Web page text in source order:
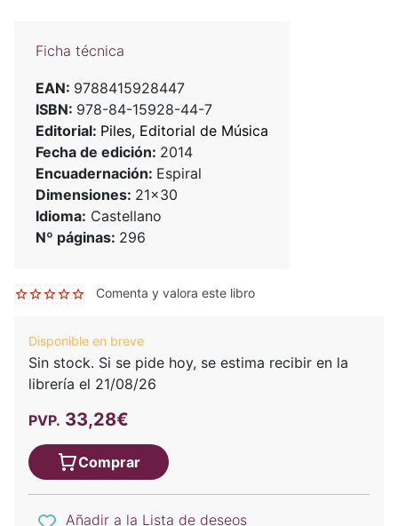
Ficha técnica
EAN: 9788415928447
ISBN: 978-84-15928-44-7
Editorial: Piles, Editorial de Música
Fecha de edición: 2014
Encuadernación: Espiral
Dimensiones: 21x30
Idioma: Castellano
Nº páginas: 296
Comenta y valora este libro
Disponible en breve
Sin stock. Si se pide hoy, se estima recibir en la
librería el 21/08/26
PVP. 33,28€
Comprar
Añadir a la Lista de deseos